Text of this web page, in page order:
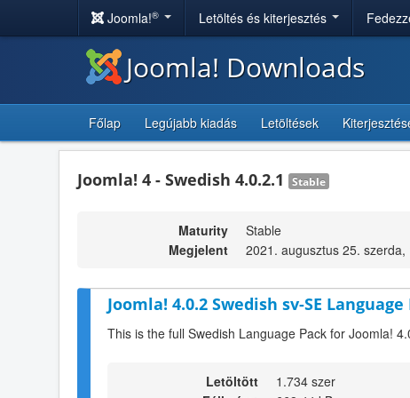
Joomla!® Letöltés és kiterjesztés
Joomla! Downloads
Főlap Legújabb kiadás Letöltések
Joomla! 4 - Swedish 4.0.2.1 Stable
Maturity
Stable
Megjelent
2021. augusztus 25. szerda,
Joomla! 4.0.2 Swedish sv-SE Language
This is the full Swedish Language Pack for Joomla!
Letöltött
1.734 szer